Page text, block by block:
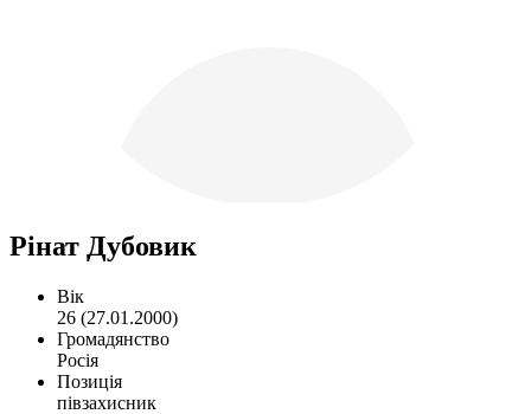
Рінат Дубовик
Вік
26 (27.01.2000)
Громадянство
Росія
Позиція
півзахисник